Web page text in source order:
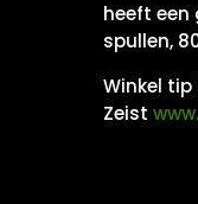
heeft
spullen,
Winkel tip
Zeist